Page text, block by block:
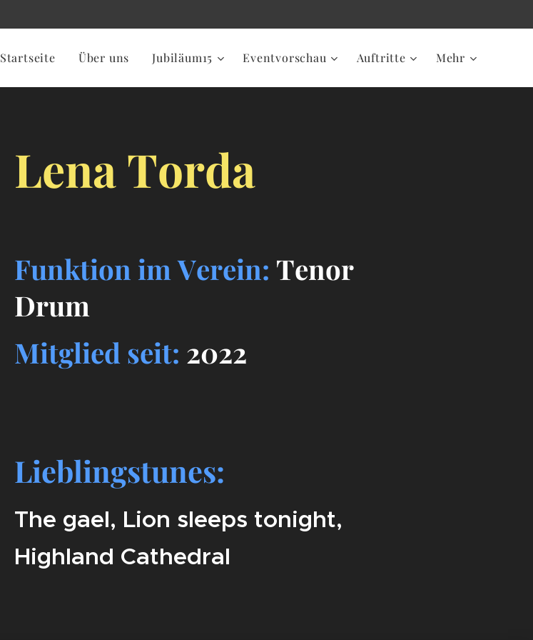
Startseite Über uns Jubiläum15 Eventvorschau Auftritte Mehr
Lena Torda
Funktion im Verein: Tenor
Drum
Mitglied seit: 2022
Lieblingstunes:
The gael, Lion sleeps tonight,
Highland Cathedral